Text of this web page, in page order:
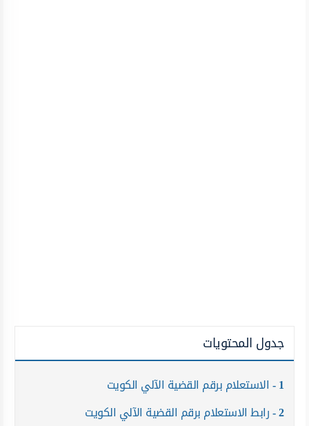
جدول المحتويات
1 الاستعلام برقم القضية الآلي الكويت
2 رابط الاستعلام برقم القضية الآلي الكويت